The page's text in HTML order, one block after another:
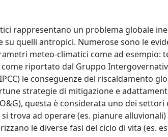
rappresentano un problema globale
su quelli antropici. Numerose sono le
meteo-climatici come ad esempio:
riportato dal Gruppo
le conseguenze del riscaldamento
strategie di mitigazione e
questa è considerata uno dei
trova ad operare (es. pianure
le diverse fasi del ciclo di vita (es.